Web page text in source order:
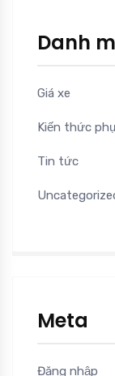
Danh
Giá xe
Kiến thức
Tin tức
Meta
Đăng nhập